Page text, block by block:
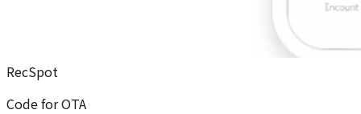
RecSpot
Code for OTA